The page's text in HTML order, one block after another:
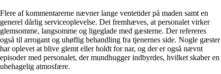
Flere af kommentarerne nævner lange ventetider på maden samt en
generel dårlig serviceoplevelse. Det fremhæves, at personalet virker
glemsomme, langsomme og ligeglade med gæsterne. Der refereres
også til arrogant og uhøflig behandling fra tjenernes side. Nogle gæster
har oplevet at blive glemt eller holdt for nar, og der er også nævnt
episoder med personalet, der mundhugger indbyrdes, hvilket skaber en
ubehagelig atmosfære.